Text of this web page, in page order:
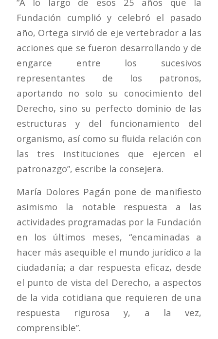
Fundación cumplió y celebró el pasado
año, Ortega sirvió de eje vertebrador a las
acciones que se fueron desarrollando y de
engarce entre los sucesivos
representantes de los patronos,
aportando no solo su conocimiento del
Derecho, sino su perfecto dominio de las
estructuras y del funcionamiento del
organismo, así como su fluida relación con
las tres instituciones que ejercen el
patronazgo”, escribe la consejera.
María Dolores Pagán pone de manifiesto
asimismo la notable respuesta a las
actividades programadas por la Fundación
en los últimos meses, “encaminadas a
hacer más asequible el mundo jurídico a la
ciudadanía; a dar respuesta eficaz, desde
el punto de vista del Derecho, a aspectos
de la vida cotidiana que requieren de una
respuesta rigurosa y, a la vez,
comprensible”.